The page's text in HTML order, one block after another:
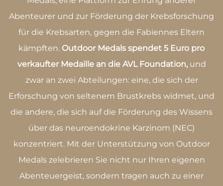
Abenteurer und zur Förderung der Krebsforschung
für die Krebsarten, gegen die Fabiennes Eltern
kämpften. Outdoor Medals spendet 5 Euro pro
verkaufter Medaille an die AVL Foundation,und
zwar an zwei Abteilungen: eine, die sich der
Erforschung von seltenem Brustkrebs widmet, und
die andere, die sich auf die Förderung des Wissens
über das neuroendokrine Karzinom (NEC)
konzentriert. Mit der Unterstützung von Outdoor
Medals zelebrieren Sie nicht nur Ihren eigenen
Abenteuergeist, sondern tragen auch zu einer